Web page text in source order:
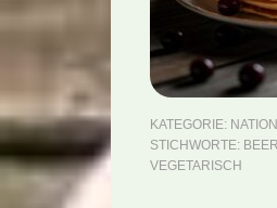
KATEGORIE:
STICHWORTE:
VEGETARISCH